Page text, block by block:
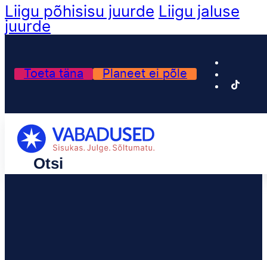
Liigu põhisisu juurde Liigu jaluse
juurde
Toeta täna Planeet ei põle